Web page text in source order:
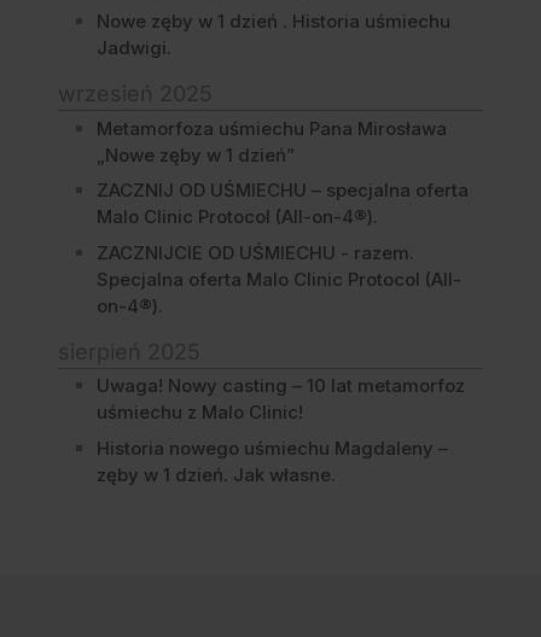
Nowe zęby w 1 dzień . Historia uśmiechu
Jadwigi.
Metamorfoza uśmiechu Pana Mirosława
„Nowe zęby w 1 dzień”
ZACZNIJ OD UŚMIECHU – specjalna oferta
Malo Clinic Protocol (All-on-4®).
ZACZNIJCIE OD UŚMIECHU - razem.
Specjalna oferta Malo Clinic Protocol (All-
on-4®).
Uwaga! Nowy casting – 10 lat metamorfoz
uśmiechu z Malo Clinic!
Historia nowego uśmiechu Magdaleny –
zęby w 1 dzień. Jak własne.